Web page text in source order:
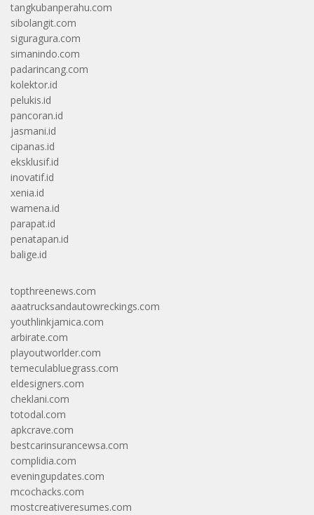
tangkubanperahu.com
sibolangit.com
siguragura.com
simanindo.com
padarincang.com
kolektor.id
pelukis.id
pancoran.id
jasmani.id
cipanas.id
eksklusif.id
inovatif.id
xenia.id
wamena.id
parapat.id
penatapan.id
balige.id
topthreenews.com
aaatrucksandautowreckings.com
youthlinkjamica.com
arbirate.com
playoutworlder.com
temeculabluegrass.com
eldesigners.com
cheklani.com
totodal.com
apkcrave.com
bestcarinsurancewsa.com
complidia.com
eveningupdates.com
mcochacks.com
mostcreativeresumes.com